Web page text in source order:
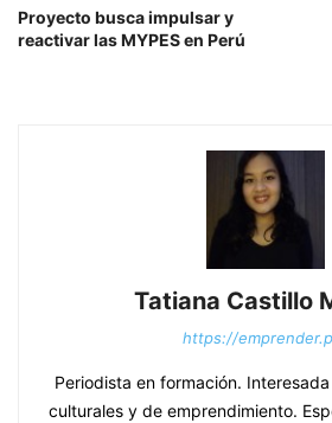
Proyecto busca impulsar y
reactivar las MYPES en Perú
Tatiana Castillo
https://
Periodista en formación.
culturales y de emprendimiento.